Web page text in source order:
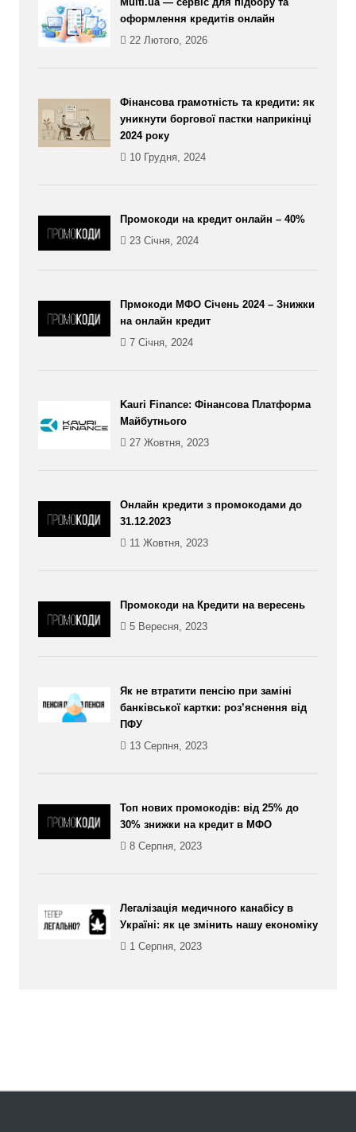
оформлення кредитів онлайн
22 Лютого, 2026
Фінансова грамотність та кредити: як
уникнути боргової пастки наприкінці
2024 року
10 Грудня, 2024
Промокоди на кредит онлайн – 40%
23 Січня, 2024
Прмокоди МФО Січень 2024 – Знижки
на онлайн кредит
7 Січня, 2024
Kauri Finance: Фінансова Платформа
Майбутнього
27 Жовтня, 2023
Онлайн кредити з промокодами до
31.12.2023
11 Жовтня, 2023
Промокоди на Кредити на вересень
5 Вересня, 2023
Як не втратити пенсію при заміні
банківської картки: роз’яснення від
ПФУ
13 Серпня, 2023
Топ нових промокодів: від 25% до
30% знижки на кредит в МФО
8 Серпня, 2023
Легалізація медичного канабісу в
Україні: як це змінить нашу економіку
1 Серпня, 2023